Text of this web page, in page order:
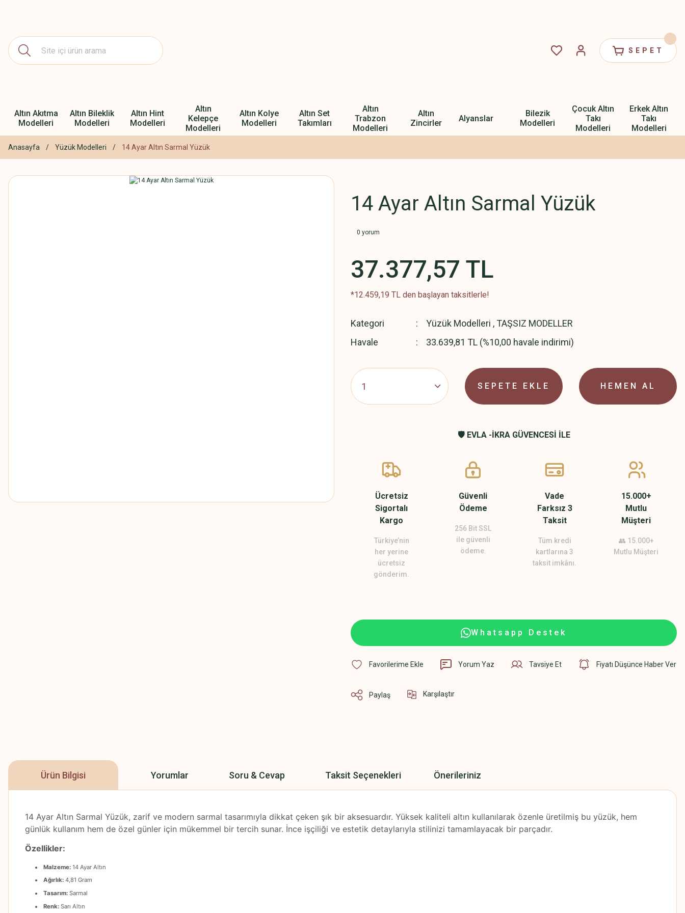
SEPET
Altın Akıtma
Modelleri
Altın Bileklik
Modelleri
Altın Hint
Modelleri
Altın
Kelepçe
Modelleri
Altın Kolye
Modelleri
Altın Set
Takımları
Altın
Trabzon
Modelleri
Altın
Zincirler
Alyanslar
Bilezik
Modelleri
Çocuk Altın
Takı
Modelleri
Erkek Altın
Takı
Modelleri
Anasayfa Yüzük Modelleri 14 Ayar Altın Sarmal Yüzük
14 Ayar Altın Sarmal Yüzük
0 yorum
37.377,57 TL
*12.459,19 TL den başlayan taksitlerle!
Kategori Yüzük Modelleri ,TAŞSIZ MODELLER
Havale
33.639,81 TL (%10,00 havale indirimi)
SEPETE EKLE HEMEN AL
🛡️ EVLA -İKRA GÜVENCESİ İLE
Ücretsiz
Sigortalı
Kargo
Türkiye’nin
her yerine
ücretsiz
gönderim.
Güvenli
Ödeme
256 Bit SSL
ile güvenli
ödeme.
Vade
Farksız 3
Taksit
Tüm kredi
kartlarına 3
taksit imkânı.
15.000+
Mutlu
Müşteri
👥 15.000+
Mutlu Müşteri
Whatsapp Destek
Yorum Yaz Tavsiye Et Fiyatı Düşünce Haber Ver
Paylaş Karşılaştır
Ürün Bilgisi Yorumlar Soru & Cevap Taksit Seçenekleri Önerileriniz
14 Ayar Altın Sarmal Yüzük, zarif ve modern sarmal tasarımıyla dikkat çeken şık bir aksesuardır. Yüksek kaliteli altın kullanılarak özenle üretilmiş bu yüzük, hem
günlük kullanım hem de özel günler için mükemmel bir tercih sunar. İnce işçiliği ve estetik detaylarıyla stilinizi tamamlayacak bir parçadır.
Özellikler:
Malzeme: 14 Ayar Altın
Ağırlık: 4,81 Gram
Tasarım: Sarmal
Renk: Sarı Altın